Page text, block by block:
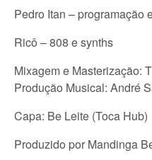
Pedro Itan – programação
Ricô – 808 e synths
Mixagem e Masterização:
Produção Musical: André
Capa: Be Leite (Toca Hub)
Produzido por Mandinga